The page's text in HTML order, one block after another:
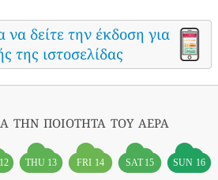
να δείτε την έκδοση για
της ιστοσελίδας
την ποιότητα του αέρα
THU 13 FRI 14 SAT 15 SUN 16